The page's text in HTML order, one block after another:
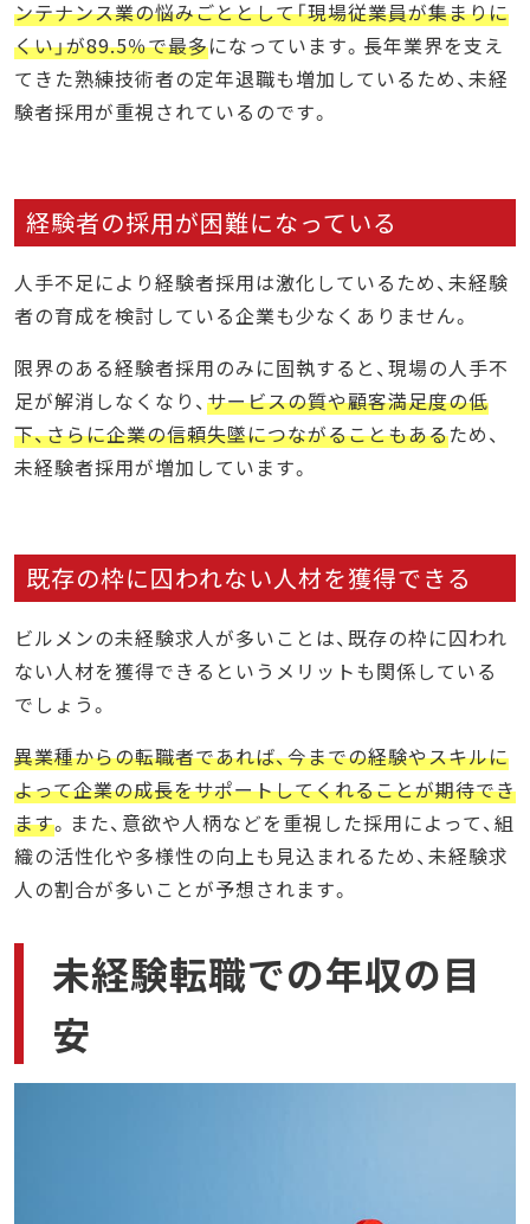
ンテナンス業の悩みごととして「現場従業員が集まりに
くい」が89.5％で最多になっています。長年業界を支え
てきた熟練技術者の定年退職も増加しているため、未経
験者採用が重視されているのです。
経験者の採用が困難になっている
人手不足により経験者採用は激化しているため、未経験
者の育成を検討している企業も少なくありません。
限界のある経験者採用のみに固執すると、現場の人手不
足が解消しなくなり、 サービスの質や顧客満足度の低
下、さらに企業の信頼失墜につながることもあるため、
未経験者採用が増加しています。
既存の枠に囚われない人材を獲得できる
ビルメンの未経験求人が多いことは、既存の枠に囚われ
ない人材を獲得できるというメリットも関係している
でしょう。
異業種からの転職者であれば、今までの経験やスキルに
よって企業の成長をサポートしてくれることが期待でき
ます。また、意欲や人柄などを重視した採用によって、組
織の活性化や多様性の向上も見込まれるため、未経験求
人の割合が多いことが予想されます。
未経験転職での年収の目
安